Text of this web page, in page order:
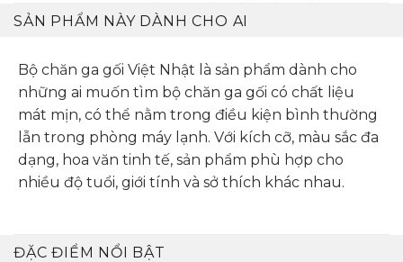
SẢN PHẨM NÀY DÀNH CHO AI
Bộ chăn ga gối Việt Nhật là sản phẩm dành cho
những ai muốn tìm bộ chăn ga gối có chất liệu
mát mịn, có thể nằm trong điều kiện bình thường
lẫn trong phòng máy lạnh. Với kích cỡ, màu sắc đa
dạng, hoa văn tinh tế, sản phẩm phù hợp cho
nhiều độ tuổi, giới tính và sở thích khác nhau.
ĐẶC ĐIỂM NỔI BẬT